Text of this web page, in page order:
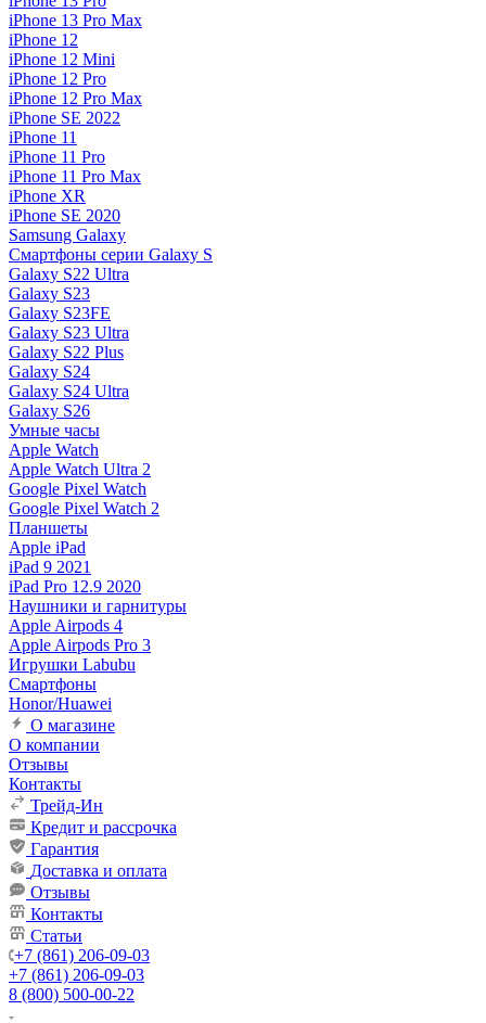
iPhone 13 Pro Max
iPhone 12
iPhone 12 Mini
iPhone 12 Pro
iPhone 12 Pro Max
iPhone SE 2022
iPhone 11
iPhone 11 Pro
iPhone 11 Pro Max
iPhone XR
iPhone SE 2020
Samsung Galaxy
Смартфоны серии Galaxy S
Galaxy S22 Ultra
Galaxy S23
Galaxy S23FE
Galaxy S23 Ultra
Galaxy S22 Plus
Galaxy S24
Galaxy S24 Ultra
Galaxy S26
Умные часы
Apple Watch
Apple Watch Ultra 2
Google Pixel Watch
Google Pixel Watch 2
Планшеты
Apple iPad
iPad 9 2021
iPad Pro 12.9 2020
Наушники и гарнитуры
Apple Airpods 4
Apple Airpods Pro 3
Игрушки Labubu
Смартфоны
Honor/Huawei
О магазине
О компании
Отзывы
Контакты
Трейд-Ин
Кредит и рассрочка
Гарантия
Доставка и оплата
Отзывы
Контакты
Статьи
+7 (861) 206-09-03
+7 (861) 206-09-03
8 (800) 500-00-22